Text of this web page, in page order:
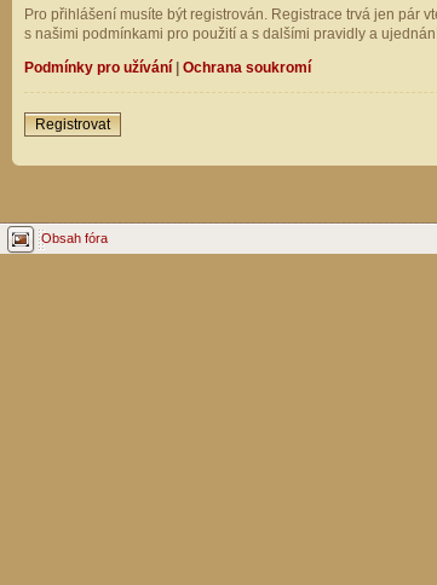
Pro přihlášení musíte být registrován. Registrace trvá jen pár
s našimi podmínkami pro použití a s dalšími pravidly a
Podmínky pro užívání | Ochrana soukromí
Registrovat
Obsah fóra